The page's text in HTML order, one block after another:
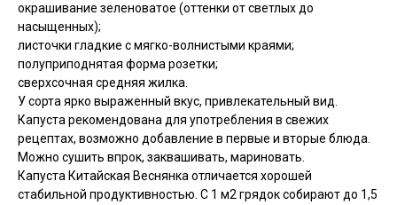
окрашивание зеленоватое (оттенки от светлых до
насыщенных);
листочки гладкие с мягко-волнистыми краями;
полуприподнятая форма розетки;
сверхсочная средняя жилка.
У сорта ярко выраженный вкус, привлекательный вид.
Капуста рекомендована для употребления в свежих
рецептах, возможно добавление в первые и вторые блюда.
Можно сушить впрок, заквашивать, мариновать.
Капуста Китайская Веснянка отличается хорошей
стабильной продуктивностью. С 1 м2 грядок собирают до 1,5